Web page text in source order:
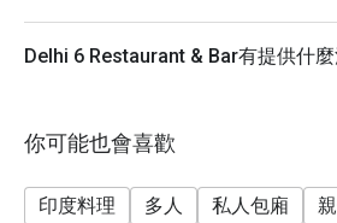
Delhi 6 Restaurant & Bar有提供什麼
你可能也會喜歡
印度料理 多人 私人包廂